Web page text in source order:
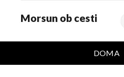
Morsun ob cesti
DOMA